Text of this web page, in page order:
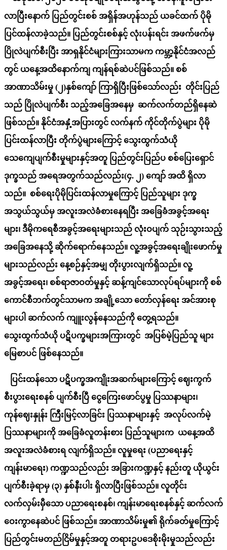
လာပြီးနောက် ပြည်တွင်းစစ် အရှိန်အဟုန်သည် ယခင်ထက် ပိုမို
ပြင်ထန်လာခဲ့သည်။ ပြည်တွင်းစစ်နှင့် လုံးပန်းရင်း အဖက်ဖက်မှ
ပြိုလဲပျက်စီးပြီး အာရှနိုင်ငံများကြားသာမက ကမ္ဘာ့နိုင်ငံအလည်
တွင် ယနေ့အထိနောက်ကျ ကျန်ရစ်ဆဲပင်ဖြစ်သည်။ စစ်
အာဏာသိမ်းမှု (၂)နှစ်ကျော် ကြာရှိပြီးဖြစ်သော်လည်း တိုင်းပြည်
သည် ပြိုလဲပျက်စီး သည့်အခြေအနေမှ ဆက်လက်တည်ရှိနေဆဲ
ဖြစ်သည်။ နိုင်ငံအနှံ့အပြားတွင် လက်နက် ကိုင်တိုက်ပွဲများ ပိုမို
ပြင်းထန်လာပြီး တိုက်ပွဲများကြောင့် သွေးထွက်သံယို
သေကျေပျက်စီးမှုများနှင့်အတူ ပြည်တွင်းပြည်ပ စစ်ပြေးရှောင်
ဒုက္ခသည် အရေအတွက်သည်လည်း(၄. ၂) ကျော် အထိ ရှိလာ
သည်။ စစ်ရေးပိုမိုပြင်းထန်လာမှုကြောင့် ပြည်သူများ ဒုက္ခ
အသွယ်သွယ်မှ အလူးအလဲခံစားနေရပြီး အခြေခံအခွင့်အရေး
များ၊ ဒီမိုကရေစီအခွင့်အရေးများသည် လုံးဝပျက် သုဉ်းသွားသည့်
အခြေအနေသို့ ဆိုက်ရောက်နေသည်။ လူ့အခွင့်အရေးချိုးဖောက်မှု
များသည်လည်း နေ့စဉ်နှင့်အမျှ တိုးပွားလျက်ရှိသည်။ လူ့
အခွင့်အရေး၊ စစ်ရာဇာဝတ်မှုနှင့် ဆန့်ကျင်သောလုပ်ရပ်များကို စစ်
ကောင်စီဘက်တွင်သာမက အချို့သော တော်လှန်ရေး အင်အားစု
များပါ ဆက်လက် ကျူးလွန်နေသည်ကို တွေ့ရသည်။
သွေးထွက်သံယို ပဋိပက္ခများအကြားတွင် အပြစ်မဲ့ပြည်သူ များ
မြေစာပင် ဖြစ်နေသည်။
ပြင်းထန်သော ပဋိပက္ခအကျိုးအဆက်များကြောင့် ဈေးကွက်
စီးပွားရေးစနစ် ပျက်စီးပြီ ငွေကြေးဖောင်ပွမှု ပြဿနာများ၊
ကုန်ဈေးနှုန်း ကြီးမြင့်လာခြင်း ပြဿနာများနှင့် အလုပ်လက်မဲ့
ပြဿနာများကို အခြေခံလူတန်းစား ပြည်သူများက ယနေ့အထိ
အလူးအလဲခံစားရ လျက်ရှိသည်။ လူမှုရေး (ပညာရေးနှင့်
ကျန်းမာရေး) ကဏ္ဍသည်လည်း အခြားကဏ္ဍနှင့် နည်းတူ ယိုယွင်း
ပျက်စီးခဲ့ရာမှ (၃) နှစ်နီးပါး ရှိလာပြီးဖြစ်သည်။ လူတိုင်း
လက်လှမ်းမှီသော ပညာရေးစနစ်၊ ကျန်းမာရေးစနစ်နှင့် ဆက်လက်
ဝေးကွာနေဆဲပင် ဖြစ်သည်။ အာဏာသိမ်းမှု၏ ရိုက်ခတ်မှုကြောင့်
ပြည်တွင်းမတည်ငြိမ်မှုနှင့်အတူ တရားဥပဒေစိုးမိုးမှုသည်လည်း